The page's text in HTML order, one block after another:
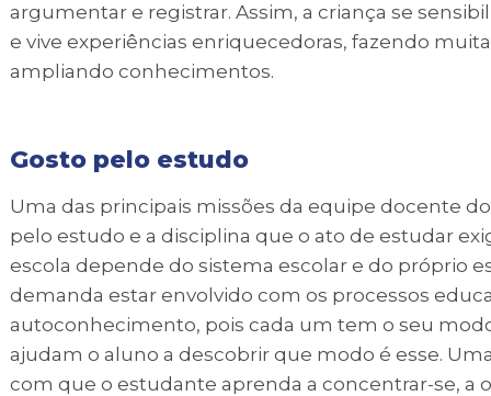
argumentar e registrar. Assim, a criança se
e vive experiências enriquecedoras, fazendo
ampliando conhecimentos.
Gosto pelo estudo
Uma das principais missões da equipe docente
pelo estudo e a disciplina que o ato de estudar
escola depende do sistema escolar e do próprio
demanda estar envolvido com os processos
autoconhecimento, pois cada um tem o seu
ajudam o aluno a descobrir que modo é esse.
com que o estudante aprenda a concentrar-se, a